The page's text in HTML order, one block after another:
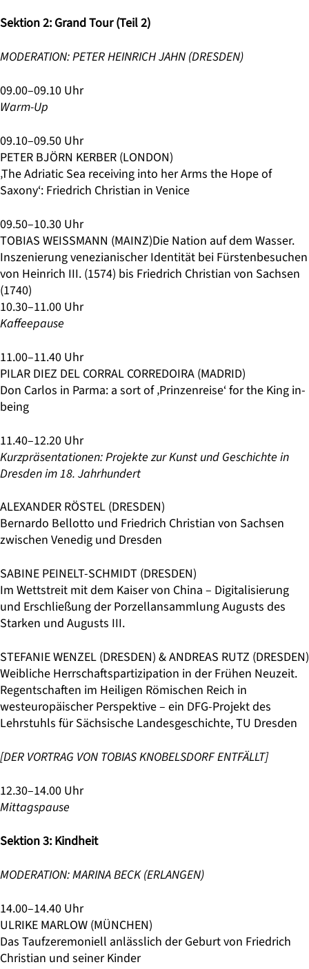
Sektion 2: Grand Tour (Teil 2)
MODERATION: PETER HEINRICH JAHN (DRESDEN)
09.00–09.10 Uhr
Warm-Up
09.10–09.50 Uhr
PETER BJÖRN KERBER (LONDON)
‚The Adriatic Sea receiving into her Arms the Hope of
Saxony‘: Friedrich Christian in Venice
09.50–10.30 Uhr
TOBIAS WEISSMANN (MAINZ)Die Nation auf dem Wasser.
Inszenierung venezianischer Identität bei Fürstenbesuchen
von Heinrich III. (1574) bis Friedrich Christian von Sachsen
(1740)
10.30–11.00 Uhr
Kaffeepause
11.00–11.40 Uhr
PILAR DIEZ DEL CORRAL CORREDOIRA (MADRID)
Don Carlos in Parma: a sort of ‚Prinzenreise‘ for the King in-
being
11.40–12.20 Uhr
Kurzpräsentationen: Projekte zur Kunst und Geschichte in
Dresden im 18. Jahrhundert
ALEXANDER RÖSTEL (DRESDEN)
Bernardo Bellotto und Friedrich Christian von Sachsen
zwischen Venedig und Dresden
SABINE PEINELT-SCHMIDT (DRESDEN)
Im Wettstreit mit dem Kaiser von China – Digitalisierung
und Erschließung der Porzellansammlung Augusts des
Starken und Augusts III.
STEFANIE WENZEL (DRESDEN) & ANDREAS RUTZ (DRESDEN)
Weibliche Herrschaftspartizipation in der Frühen Neuzeit.
Regentschaften im Heiligen Römischen Reich in
westeuropäischer Perspektive – ein DFG-Projekt des
Lehrstuhls für Sächsische Landesgeschichte, TU Dresden
[DER VORTRAG VON TOBIAS KNOBELSDORF ENTFÄLLT]
12.30–14.00 Uhr
Mittagspause
Sektion 3: Kindheit
MODERATION: MARINA BECK (ERLANGEN)
14.00–14.40 Uhr
ULRIKE MARLOW (MÜNCHEN)
Das Taufzeremoniell anlässlich der Geburt von Friedrich
Christian und seiner Kinder